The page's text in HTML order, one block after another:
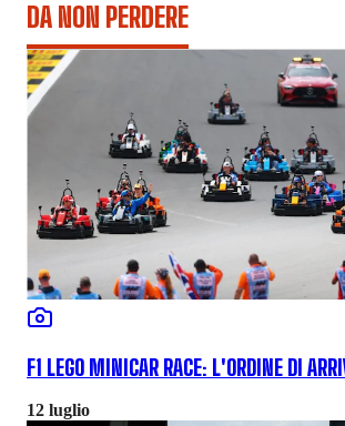
DA NON PERDERE
F1 LEGO MINICAR RACE: L'ORDINE DI
12 luglio